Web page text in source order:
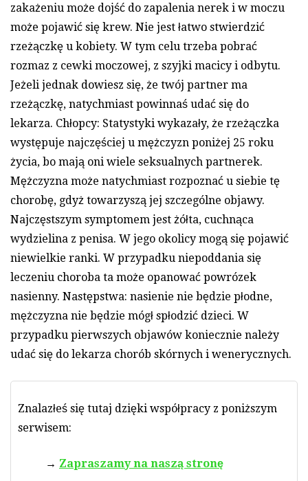
zakażeniu może dojść do zapalenia nerek i w moczu
może pojawić się krew. Nie jest łatwo stwierdzić
rzeżączkę u kobiety. W tym celu trzeba pobrać
rozmaz z cewki moczowej, z szyjki macicy i odbytu.
Jeżeli jednak dowiesz się, że twój partner ma
rzeżączkę, natychmiast powinnaś udać się do
lekarza. Chłopcy: Statystyki wykazały, że rzeżączka
występuje najczęściej u mężczyzn poniżej 25 roku
życia, bo mają oni wiele seksualnych partnerek.
Mężczyzna może natychmiast rozpoznać u siebie tę
chorobę, gdyż towarzyszą jej szczególne objawy.
Najczęstszym symptomem jest żółta, cuchnąca
wydzielina z penisa. W jego okolicy mogą się pojawić
niewielkie ranki. W przypadku niepoddania się
leczeniu choroba ta może opanować powrózek
nasienny. Następstwa: nasienie nie będzie płodne,
mężczyzna nie będzie mógł spłodzić dzieci. W
przypadku pierwszych objawów koniecznie należy
udać się do lekarza chorób skórnych i wenerycznych.
Znalazłeś się tutaj dzięki współpracy z poniższym
serwisem:
Zapraszamy na naszą stronę